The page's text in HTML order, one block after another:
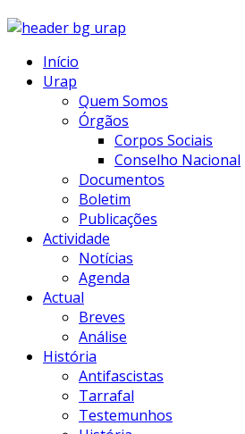
Início
Urap
Quem Somos
Órgãos
Corpos Sociais
Conselho Nacional
Documentos
Boletim
Publicações
Actividade
Notícias
Agenda
Actual
Breves
Análise
História
Antifascistas
Tarrafal
Testemunhos